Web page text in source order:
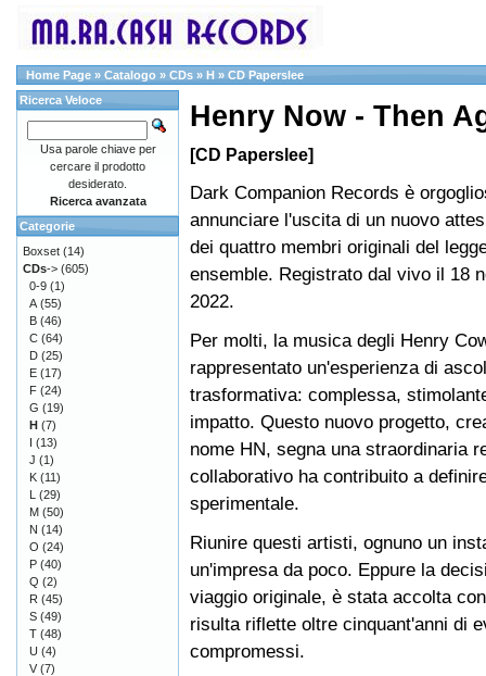
Home Page » Catalogo » CDs » H » CD Paperslee
Henry Now - Then
[CD Paperslee]
Dark Companion Records è
annunciare l'uscita di un nuovo
dei quattro membri originali del
ensemble. Registrato dal vivo il 18
2022.
Per molti, la musica degli Henry
rappresentato un'esperienza di
trasformativa: complessa,
impatto. Questo nuovo progetto,
nome HN, segna una straordinaria
collaborativo ha contribuito a
sperimentale.
Riunire questi artisti, ognuno un
un'impresa da poco. Eppure la
viaggio originale, è stata accolta
risulta riflette oltre cinquant'anni di
compromessi.
Ricerca Veloce
Usa parole chiave per
cercare il prodotto
desiderato.
Ricerca avanzata
Categorie
Boxset (14)
CDs-> (605)
0-9 (1)
A (55)
B (46)
C (64)
D (25)
E (17)
F (24)
G (19)
H (7)
I (13)
J (1)
K (11)
L (29)
M (50)
N (14)
O (24)
P (40)
Q (2)
R (45)
S (49)
T (48)
U (4)
V (7)